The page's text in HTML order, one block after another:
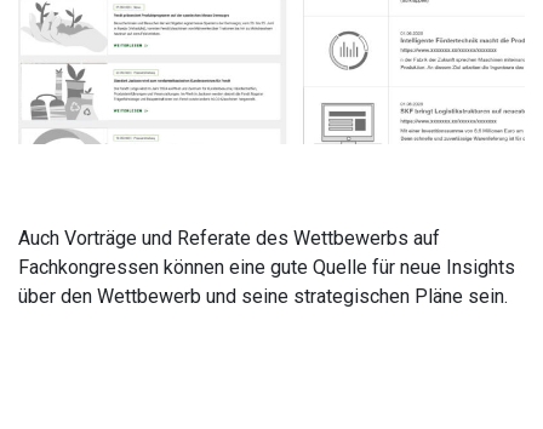
Auch Vorträge und Referate des Wettbewerbs auf
Fachkongressen können eine gute Quelle für neue Insights
über den Wettbewerb und seine strategischen Pläne sein.